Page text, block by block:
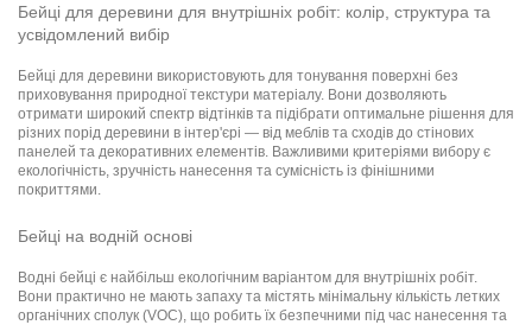
Бейці для деревини для внутрішніх робіт: колір, структура та
усвідомлений вибір
Бейці для деревини використовують для тонування поверхні без
приховування природної текстури матеріалу. Вони дозволяють
отримати широкий спектр відтінків та підібрати оптимальне рішення для
різних порід деревини в інтер'єрі — від меблів та сходів до стінових
панелей та декоративних елементів. Важливими критеріями вибору є
екологічність, зручність нанесення та сумісність із фінішними
покриттями.
Бейці на водній основі
Водні бейці є найбільш екологічним варіантом для внутрішніх робіт.
Вони практично не мають запаху та містять мінімальну кількість летких
органічних сполук (VOC), що робить їх безпечними під час нанесення та